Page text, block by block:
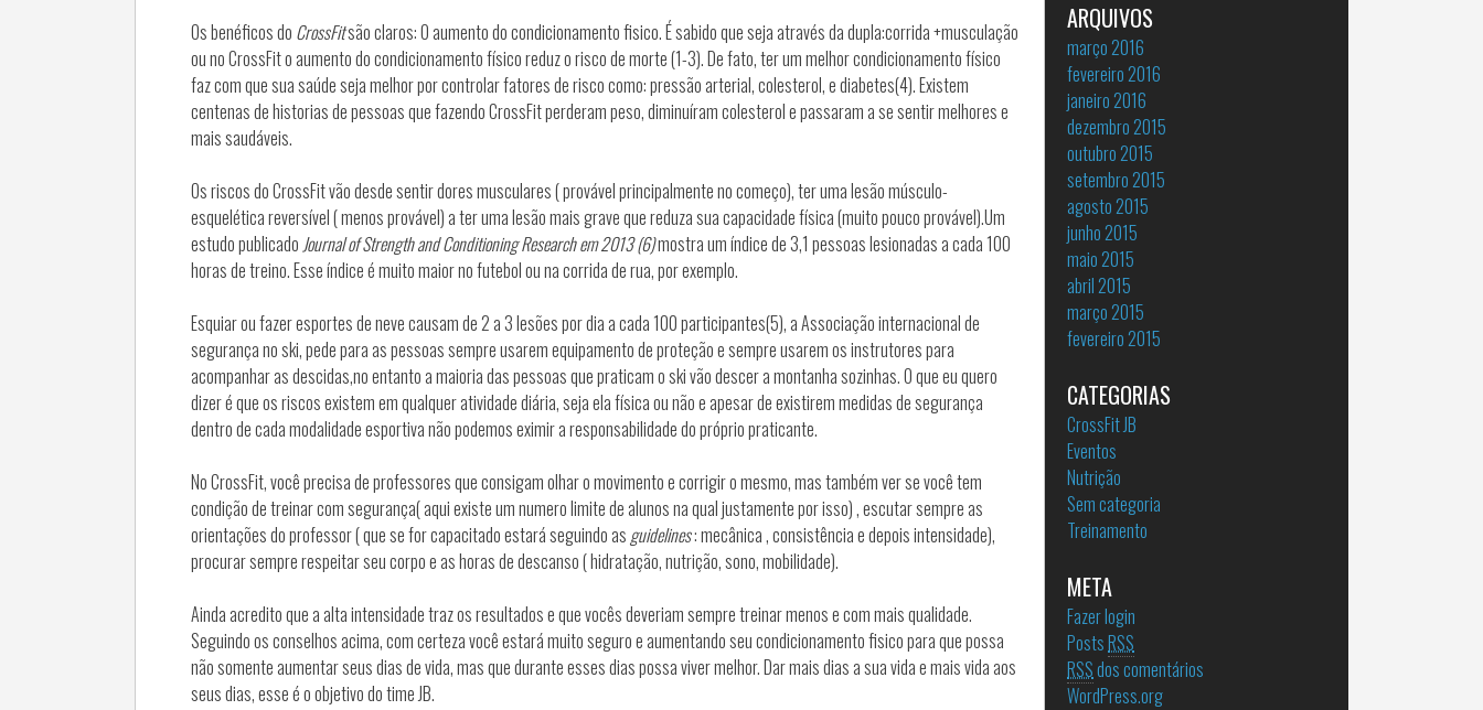
Os benéficos do CrossFitsão claros: O aumento do condicionamento fisico. É sabido que seja através da dupla:corrida +musculação
ou no CrossFit o aumento do condicionamento físico reduz o risco de morte (1-3). De fato, ter um melhor condicionamento físico
faz com que sua saúde seja melhor por controlar fatores de risco como: pressão arterial, colesterol, e diabetes(4). Existem
centenas de historias de pessoas que fazendo CrossFit perderam peso, diminuíram colesterol e passaram a se sentir melhores e
mais saudáveis.
Os riscos do CrossFit vão desde sentir dores musculares ( provável principalmente no começo), ter uma lesão músculo-
esquelética reversível ( menos provável) a ter uma lesão mais grave que reduza sua capacidade física (muito pouco provável).Um
estudo publicadoJournal of Strength and Conditioning Research em 2013 (6)mostra um índice de 3,1 pessoas lesionadas a cada 100
horas de treino. Esse índice é muito maior no futebol ou na corrida de rua, por exemplo.
Esquiar ou fazer esportes de neve causam de 2 a 3 lesões por dia a cada 100 participantes(5), a Associação internacional de
segurança no ski, pede para as pessoas sempre usarem equipamento de proteção e sempre usarem os instrutores para
acompanhar as descidas,no entanto a maioria das pessoas que praticam o ski vão descer a montanha sozinhas. O que eu quero
dizer é que os riscos existem em qualquer atividade diária, seja ela física ou não e apesar de existirem medidas de segurança
dentro de cada modalidade esportiva não podemos eximir a responsabilidade do próprio praticante.
No CrossFit, você precisa de professores que consigam olhar o movimento e corrigir o mesmo, mas também ver se você tem
condição de treinar com segurança( aqui existe um numero limite de alunos na qual justamente por isso) , escutar sempre as
orientações do professor ( que se for capacitado estará seguindo as guidelines: mecânica , consistência e depois intensidade),
procurar sempre respeitar seu corpo e as horas de descanso ( hidratação, nutrição, sono, mobilidade).
Ainda acredito que a alta intensidade traz os resultados e que vocês deveriam sempre treinar menos e com mais qualidade.
Seguindo os conselhos acima, com certeza você estará muito seguro e aumentando seu condicionamento fisico para que possa
não somente aumentar seus dias de vida, mas que durante esses dias possa viver melhor. Dar mais dias a sua vida e mais vida aos
seus dias, esse é o objetivo do time JB.
ARQUIVOS
março 2016
fevereiro 2016
janeiro 2016
dezembro 2015
outubro 2015
setembro 2015
agosto 2015
junho 2015
maio 2015
abril 2015
março 2015
fevereiro 2015
CATEGORIAS
CrossFit JB
Eventos
Nutrição
Sem categoria
Treinamento
META
Fazer login
PostsRSS
RSSdos comentários
WordPress.org